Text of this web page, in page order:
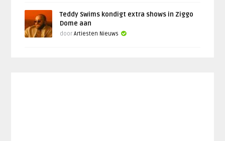
Teddy Swims kondigt extra shows in Ziggo
Dome aan
doorArtiesten Nieuws